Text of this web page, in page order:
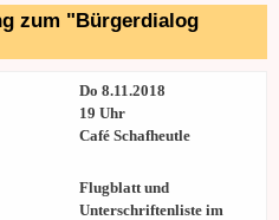
zum "Bürgerdialog
Do 8.11.2018
19 Uhr
Café Schafheutle
Flugblatt und
Unterschriftenliste im